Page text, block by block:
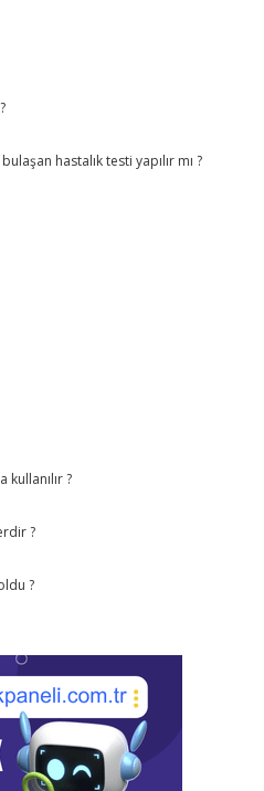
hastalık testi yapılır mı ?
kullanılır ?
?
?